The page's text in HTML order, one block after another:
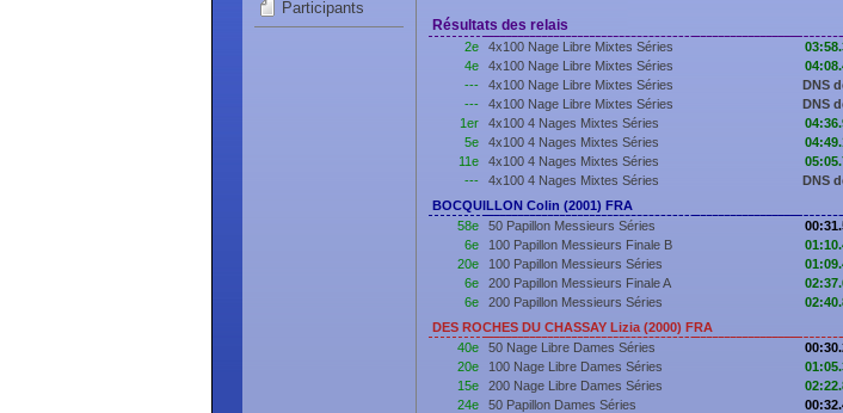
Participants
Résultats des relais
2e 4x100 Nage Libre Mixtes Séries
4e 4x100 Nage Libre Mixtes Séries
--- 4x100 Nage Libre Mixtes Séries DNS
--- 4x100 Nage Libre Mixtes Séries DNS
1er 4x100 4 Nages Mixtes Séries
5e 4x100 4 Nages Mixtes Séries
11e 4x100 4 Nages Mixtes Séries
--- 4x100 4 Nages Mixtes Séries DNS
BOCQUILLON Colin (2001) FRA
58e
50 Papillon Messieurs Séries
6e 100 Papillon Messieurs Finale B
20e 100 Papillon Messieurs Séries
6e 200 Papillon Messieurs Finale A
6e 200 Papillon Messieurs Séries
DES ROCHES DU CHASSAY Lizia (2000) FRA
40e
50 Nage Libre Dames Séries
20e 100 Nage Libre Dames Séries
15e 200 Nage Libre Dames Séries
24e 50 Papillon Dames Séries